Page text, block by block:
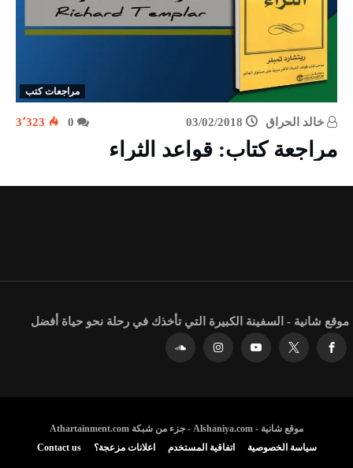
مراجعات كتب
خالد الحراق 03/02/2018 3٬323
مراجعة كتاب: قواعد الثراء
موقع شانية - السفينة الكبيرة التي تأخذك في رحلة نحو حياة أفضل
موقع شانية - Alshaniya.com - جزء من شبكة Athartainment.com
سياسة الخصوصية
اتفاقية المستخدم اعلانات مزعجة؟ Contact us